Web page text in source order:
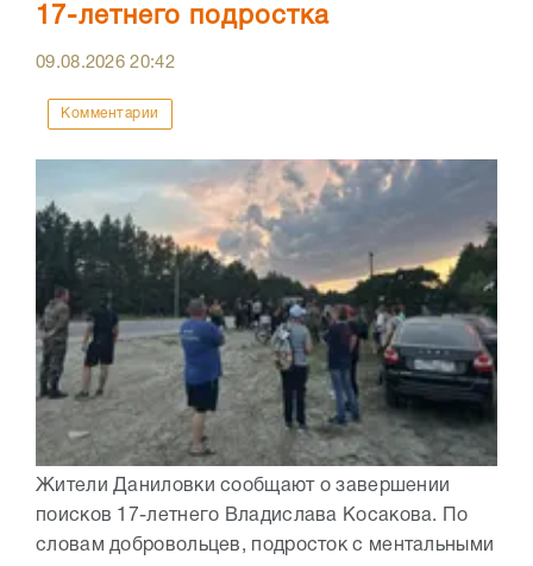
17-летнего подростка
09.08.202620:42
Комментарии
Жители Даниловки сообщают о завершении
поисков 17-летнего Владислава Косакова. По
словам добровольцев, подросток с ментальными